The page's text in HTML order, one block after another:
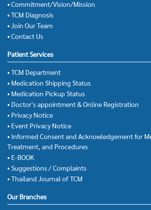
• Commitment/Vision/Mission
• TCM Diagnosis
• Join Our Team
• Contact Us
Patient Services
• TCM Department
• Medication Shipping Status
• Medication Pickup Status
• Doctor's appointment & Online Registration
• Privacy Notice
• Event Privacy Notice
• Informed Consent and Acknowledgement for
Treatment, and Procedures
• E-BOOK
• Suggestions / Complaints
• Thailand Journal of TCM
Our Branches